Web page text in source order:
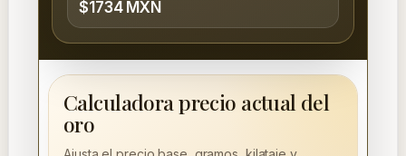
$1734 MXN
Calculadora precio actual del
oro